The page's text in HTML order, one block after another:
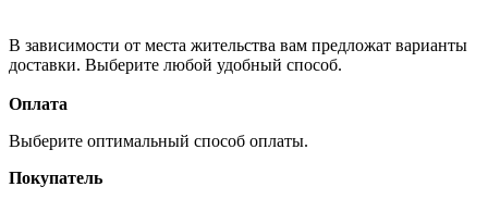
В зависимости от места жительства вам предложат варианты
доставки. Выберите любой удобный способ.
Оплата
Выберите оптимальный способ оплаты.
Покупатель